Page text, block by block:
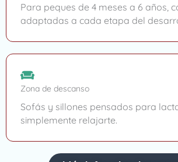
Para peques de 4 meses a 6 años,
adaptadas a cada etapa del
Zona de descanso
Sofás y sillones pensados para
simplemente relajarte.